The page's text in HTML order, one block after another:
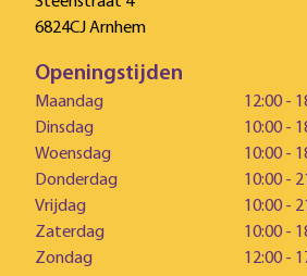
6824CJ Arnhem
Openingstijden
Maandag
12:00 -
Dinsdag
10:00 -
Woensdag
10:00 -
Donderdag
10:00 -
Vrijdag
10:00 -
Zaterdag
10:00 -
Zondag
12:00 -